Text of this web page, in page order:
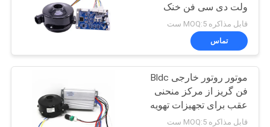
درخواست
نقل قول
نقشه
سایت
فن سانتریفیوژ BLDC
24
ولت دی سی فن خنک
کننده صنعت شعاعی
قابل مذاکره MOQ:5 ست
تماس
موتور روتور خارجی Bldc
فن گریز از مرکز منحنی
عقب برای تجهیزات تهویه
قابل مذاکره MOQ:5 ست